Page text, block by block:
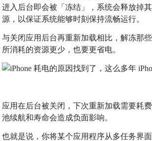
进入后台即会被「冻结」，系统会释放掉
源，以保证系统能够时刻保持流畅运行。
与关闭应用后台再重新加载相比，解冻那
所消耗的资源更少，也要更省电。
应用在后台被关闭，下次重新加载需要耗
池续航和寿命会造成负面影响。
也就是说，你将某个应用程序从多任务界